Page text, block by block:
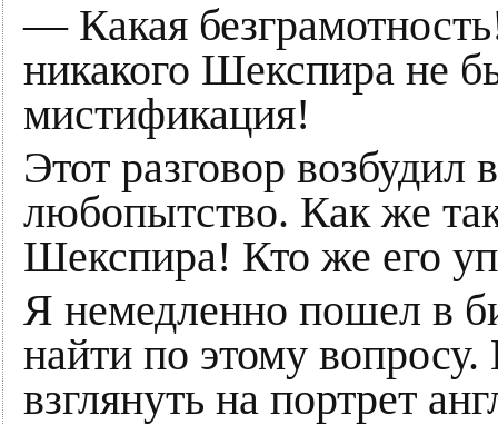
— Какая
никакого Шекспира не
мистификация!
Этот разговор возбудил
любопытство. Как же
Шекспира! Кто же его
Я немедленно пошел в
найти по этому
взглянуть на портрет